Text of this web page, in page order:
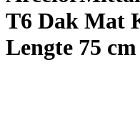
T6 Dak Mat
Lengte 75 cm